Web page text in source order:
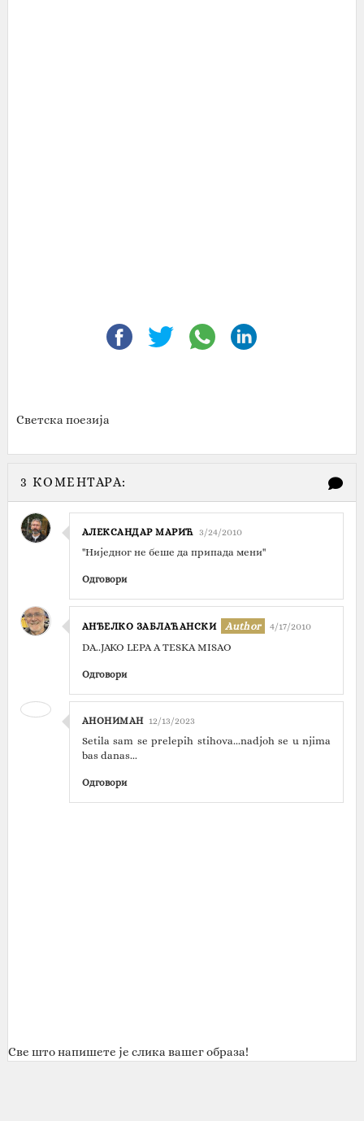
Светска поезија
3 КОМЕНТАРА:
АЛЕКСАНДАР МАРИЋ 3/24/2010
"Ниједног не беше да припада мени"
Одговори
АНЂЕЛКО ЗАБЛАЋАНСКИ 4/17/2010
DA..JAKO LEPA A TESKA MISAO
Одговори
АНОНИМАН 12/13/2023
Setila sam se prelepih stihova...nadjoh se u njima
bas danas...
Одговори
Све што напишете је слика вашег образа!